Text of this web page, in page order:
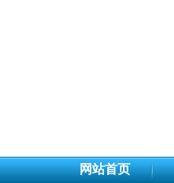
网站首页